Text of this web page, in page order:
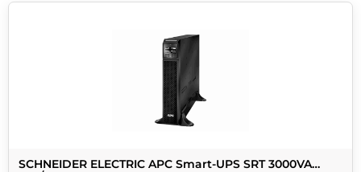
SCHNEIDER ELECTRIC APC Smart-UPS SRT 3000VA